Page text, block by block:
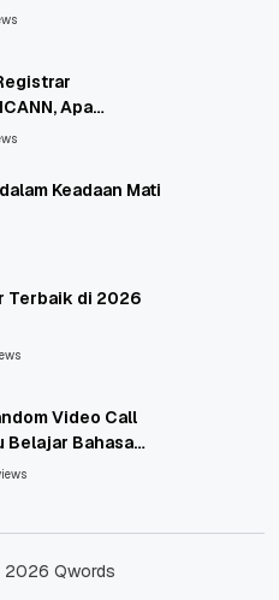
Apa
Keadaan Mati
Terbaik di 2026
Video Call
Belajar Bahasa
Qwords